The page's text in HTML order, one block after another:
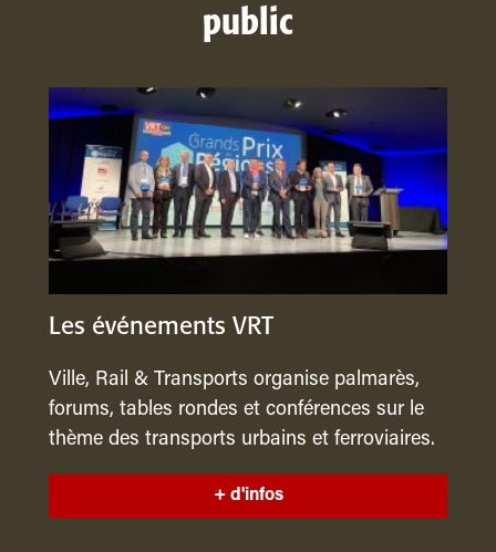
public
Les événements VRT
Ville, Rail & Transports organise palmarès,
forums, tables rondes et conférences sur le
thème des transports urbains et ferroviaires.
+ d'infos